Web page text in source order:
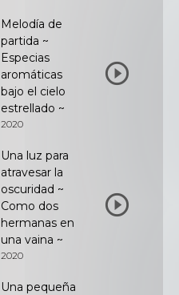
Melodía de
partida ~
Especias
aromáticas
bajo el cielo
estrellado ~
2020
Una luz para
atravesar la
oscuridad ~
Como dos
hermanas en
una vaina ~
2020
Una pequeña